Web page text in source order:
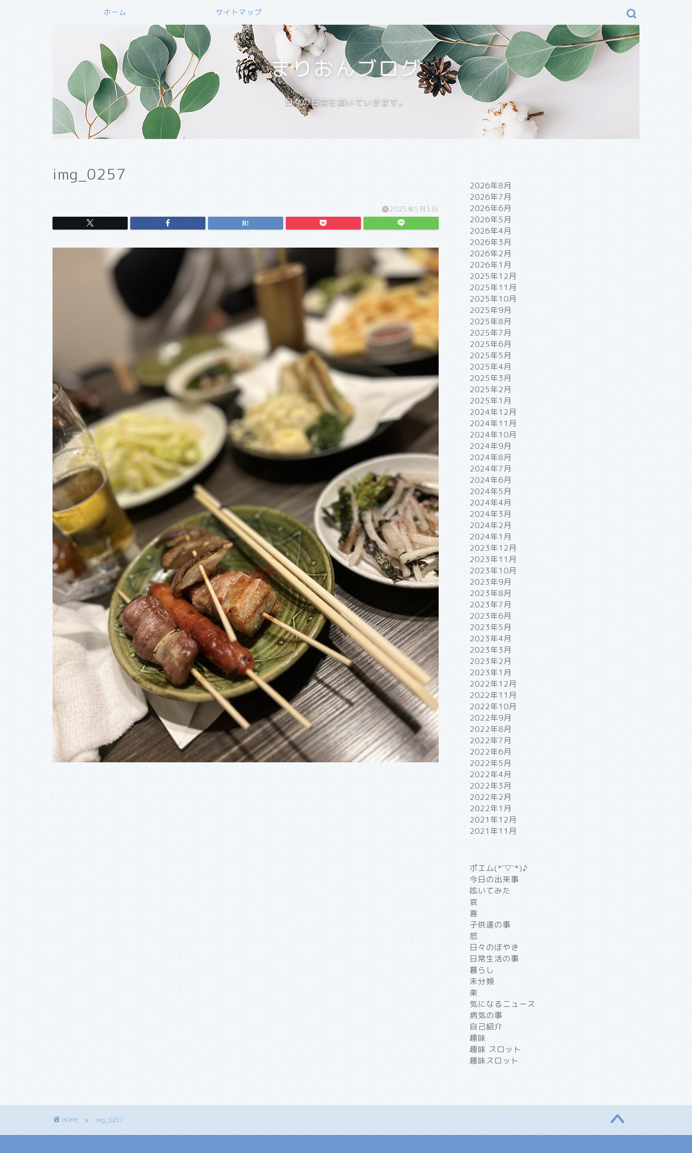
ホーム サイトマップ
まりおんブログ
日々の日常を描いていきます。
img_0257
2025年5月5日
2026年8月
2026年7月
2026年6月
2026年5月
2026年4月
2026年3月
2026年2月
2026年1月
2025年12月
2025年11月
2025年10月
2025年9月
2025年8月
2025年7月
2025年6月
2025年5月
2025年4月
2025年3月
2025年2月
2025年1月
2024年12月
2024年11月
2024年10月
2024年9月
2024年8月
2024年7月
2024年6月
2024年5月
2024年4月
2024年3月
2024年2月
2024年1月
2023年12月
2023年11月
2023年10月
2023年9月
2023年8月
2023年7月
2023年6月
2023年5月
2023年4月
2023年3月
2023年2月
2023年1月
2022年12月
2022年11月
2022年10月
2022年9月
2022年8月
2022年7月
2022年6月
2022年5月
2022年4月
2022年3月
2022年2月
2022年1月
2021年12月
2021年11月
ポエム(*'▽'*)♪
今日の出来事
呟いてみた
哀
喜
子供達の事
怒
日々のぼやき
日常生活の事
暮らし
未分類
楽
気になるニュース
病気の事
自己紹介
趣味
趣味 スロット
趣味スロット
HOME img_0257